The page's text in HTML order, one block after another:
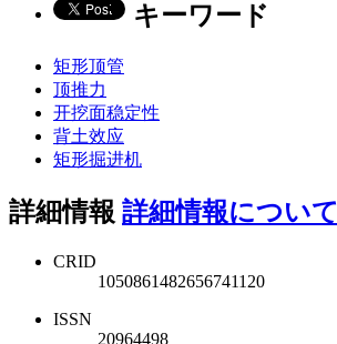
キーワード
矩形顶管
顶推力
开挖面稳定性
背土效应
矩形掘进机
詳細情報 詳細情報について
CRID
1050861482656741120
ISSN
20964498